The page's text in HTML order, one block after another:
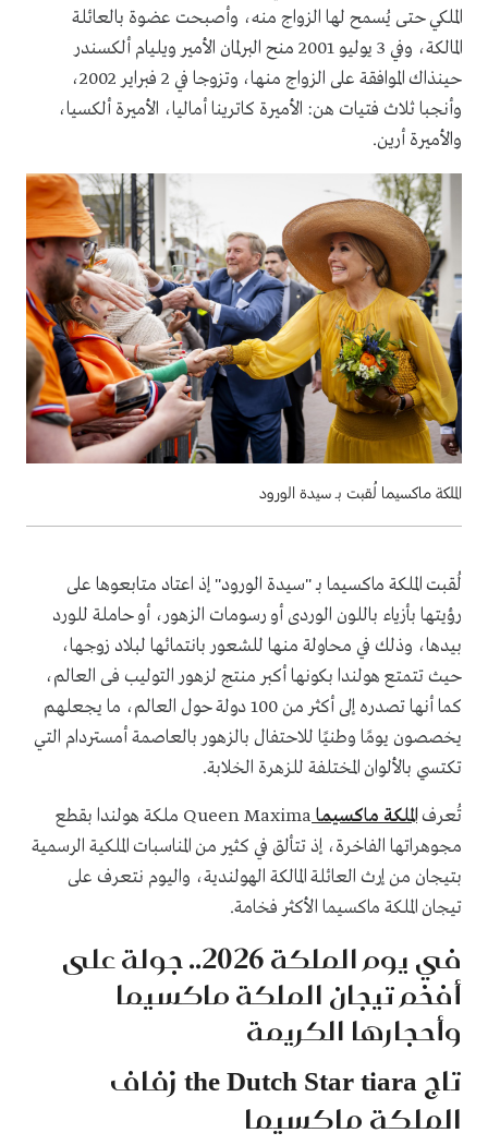
الملكي حتى يُسمح لها الزواج منه، وأصبحت عضوة بالعائلة
المالكة، وفي 3 يوليو 2001 منح البرلمان الأمير ويليام ألكسندر
حينذاك الموافقة على الزواج منها، وتزوجا في 2 فبراير 2002،
وأنجبا ثلاث فتيات هن: الأميرة كاترينا أماليا، الأميرة ألكسيا،
والأميرة أرين.
الملكة ماكسيما لُقبت بـ سيدة الورود
لُقبت الملكة ماكسيما بـ "سيدة الورود" إذ اعتاد متابعوها على
رؤيتها بأزياء باللون الوردى أو رسومات الزهور، أو حاملة للورد
بيدها، وذلك في محاولة منها للشعور بانتمائها لبلاد زوجها،
حيث تتمتع هولندا بكونها أكبر منتج لزهور التوليب فى العالم،
كما أنها تصدره إلى أكثر من 100 دولة حول العالم، ما يجعلهم
يخصصون يومًا وطنيًا للاحتفال بالزهور بالعاصمة أمستردام التي
تكتسي بالألوان المختلفة للزهرة الخلابة.
تُعرفالملكة ماكسيما
Queen Maxima ملكة هولندا بقطع
مجوهراتها الفاخرة، إذ تتألق في كثير من المناسبات الملكية الرسمية
بتيجان من إرث العائلة المالكة الهولندية، واليوم نتعرف على
تيجان الملكة ماكسيما الأكثر فخامة.
في يوم الملكة 2026.. جولة على
أفخم تيجان الملكة ماكسيما
وأحجارها الكريمة
تاج the Dutch Star tiara زفاف
الملكة ماكسيما